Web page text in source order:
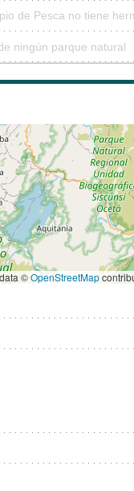
de Pesca no tiene
ningún parque natural
©OpenStreetMap